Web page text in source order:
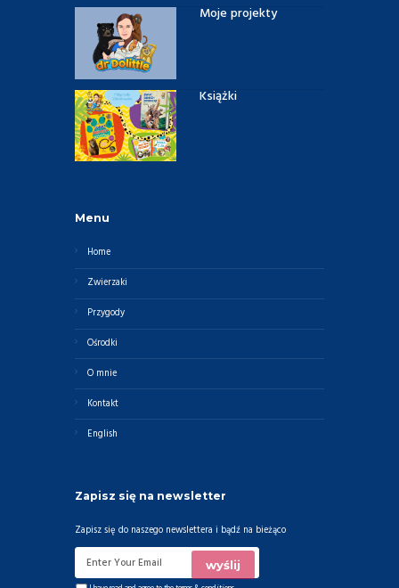
Moje projekty
Książki
Menu
Home
Zwierzaki
Przygody
Ośrodki
O mnie
Kontakt
English
Zapisz się na newsletter
Zapisz się do naszego newslettera i bądź na bieżąco